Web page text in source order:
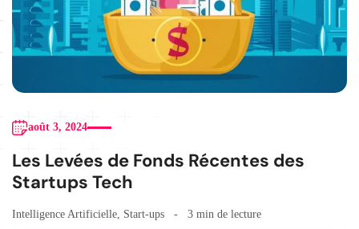
août 3, 2024
Les Levées de Fonds Récentes des
Startups Tech
Intelligence Artificielle, Start-ups 3 min de lecture